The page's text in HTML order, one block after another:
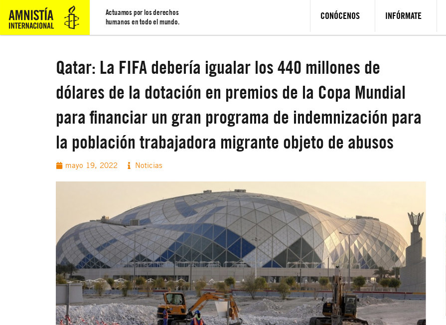
Actuamos por los derechos
humanos en todo el mundo.
CONÓCENOS INFÓRMATE
Qatar: La FIFA debería igualar los 440 millones de
dólares de la dotación en premios de la Copa Mundial
para financiar un gran programa de indemnización para
la población trabajadora migrante objeto de abusos
mayo 19, 2022 Noticias